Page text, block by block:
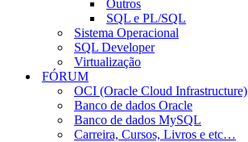
Outros
SQL e PL/SQL
Sistema Operacional
SQL Developer
Virtualização
FÓRUM
OCI (Oracle Cloud Infrastructure)
Banco de dados Oracle
Banco de dados MySQL
Carreira, Cursos, Livros e etc…